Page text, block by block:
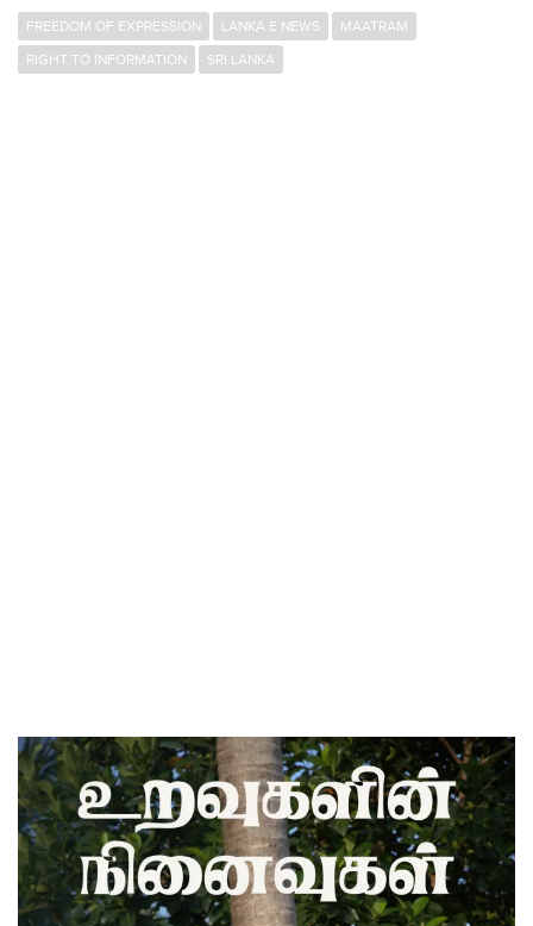
FREEDOM OF EXPRESSION LANKA E NEWS
MAATRAM
RIGHT TO INFORMATION
SRI LANKA